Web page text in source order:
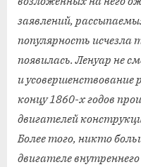
заявлений,
популярность
появилась. Ленуар не
и
концу 1860-х годов
двигателей
Более того, никто
двигателе